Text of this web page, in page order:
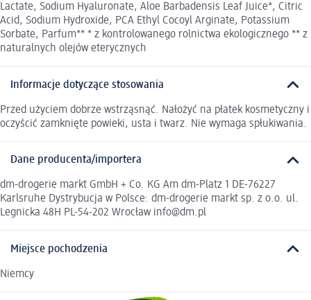
Lactate, Sodium Hyaluronate, Aloe Barbadensis Leaf Juice*, Citric
Acid, Sodium Hydroxide, PCA Ethyl Cocoyl Arginate, Potassium
Sorbate, Parfum** * z kontrolowanego rolnictwa ekologicznego ** z
naturalnych olejów eterycznych
Informacje dotyczące stosowania
Przed użyciem dobrze wstrząsnąć. Nałożyć na płatek kosmetyczny i
oczyścić zamknięte powieki, usta i twarz. Nie wymaga spłukiwania.
Dane producenta/importera
dm-drogerie markt GmbH + Co. KG Am dm-Platz 1 DE-76227
Karlsruhe Dystrybucja w Polsce: dm-drogerie markt sp. z o.o. ul.
Legnicka 48H PL-54-202 Wrocław info@dm.pl
Miejsce pochodzenia
Niemcy